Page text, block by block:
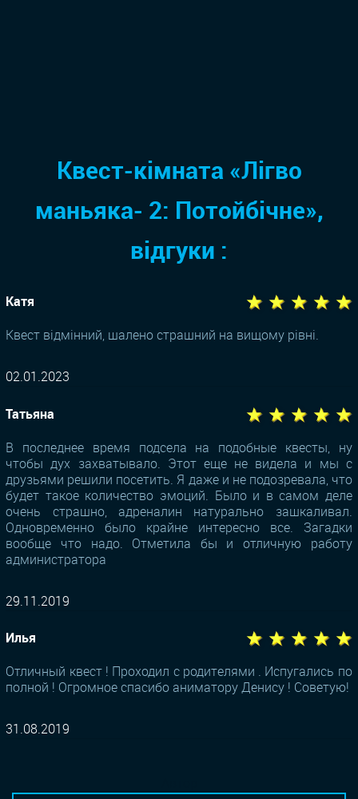
Квест-кімната «Лігво
маньяка- 2: Потойбічне»,
відгуки :
Катя ★ ★ ★ ★ ★
Квест відмінний, шалено страшний на вищому рівні.
02.01.2023
Татьяна ★ ★ ★ ★ ★
В последнее время подсела на подобные квесты, ну
чтобы дух захватывало. Этот еще не видела и мы с
друзьями решили посетить. Я даже и не подозревала, что
будет такое количество эмоций. Было и в самом деле
очень страшно, адреналин натурально зашкаливал.
Одновременно было крайне интересно все. Загадки
вообще что надо. Отметила бы и отличную работу
администратора
29.11.2019
Илья ★ ★ ★ ★ ★
Отличный квест ! Проходил с родителями . Испугались по
полной ! Огромное спасибо аниматору Денису ! Советую!
31.08.2019